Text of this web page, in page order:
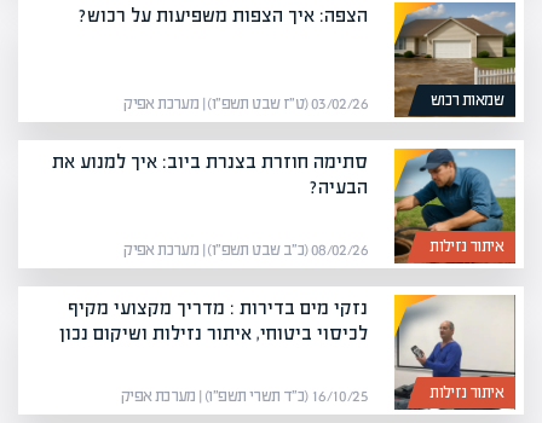
שמאות רכוש
הצפה: איך הצפות משפיעות על רכוש?
03/02/26 (ט״ז שבט תשפ״ו) | מערכת אפיק
איתור נזילות
סתימה חוזרת בצנרת ביוב: איך למנוע את
הבעיה?
08/02/26 (כ״ב שבט תשפ״ו) | מערכת אפיק
איתור נזילות
נזקי מים בדירות : מדריך מקצועי מקיף
לכיסוי ביטוחי, איתור נזילות ושיקום נכון
16/10/25 (כ״ד תשרי תשפ״ו) | מערכת אפיק